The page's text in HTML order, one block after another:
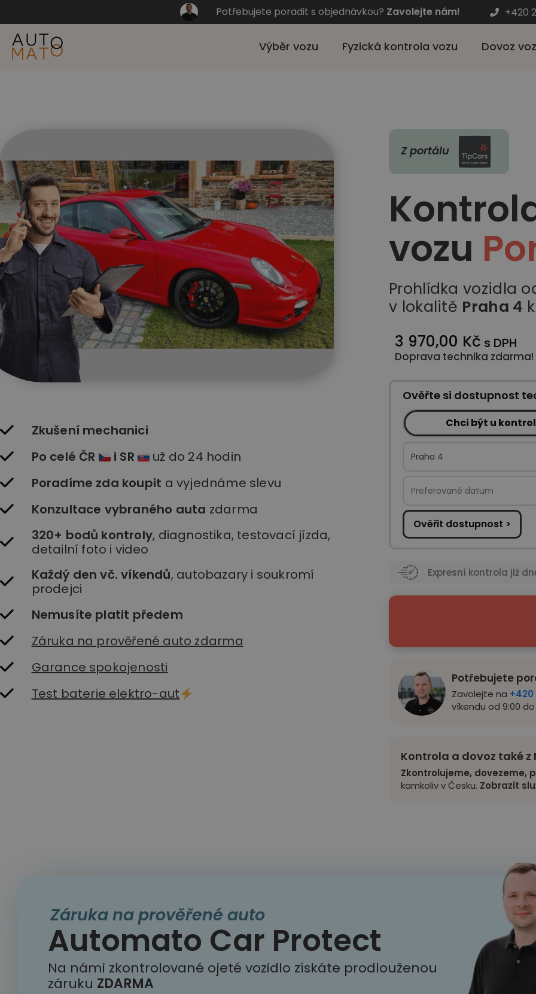
Potřebujete poradit s objednávkou? Zavolejte nám! +420
Výběr vozu Fyzická kontrola vozu Dovoz
Zkušení mechanici
Po celé ČR
i SR
už do 24 hodin
Poradíme zda koupit a vyjednáme slevu
Konzultace vybraného auta zdarma
320+ bodů kontroly, diagnostika, testovací jízda,
detailní foto i video
Každý den vč. víkendů, autobazary i soukromí
prodejci
Nemusíte platit předem
Záruka na prověřené auto zdarma
Garance spokojenosti
Test baterie elektro-aut
Z portálu
vozu
Prohlídka vozidla
v lokalitě Praha 4
3 970,00 Kč s DPH
Doprava technika zdarma!
Ověřte si dostupnost
Chci být u
Ověřit dostupnost >
Expresní kontrola již
Potřebujete
Zavolejte na +420
víkendu od 9:00 do
Kontrola a dovoz také z
Zkontrolujeme, dovezeme,
kamkoliv v Česku. Zobrazit
Záruka na prověřené auto
Automato Car Protect
Na námi zkontrolované ojeté vozidlo získáte prodlouženou
záruku ZDARMA